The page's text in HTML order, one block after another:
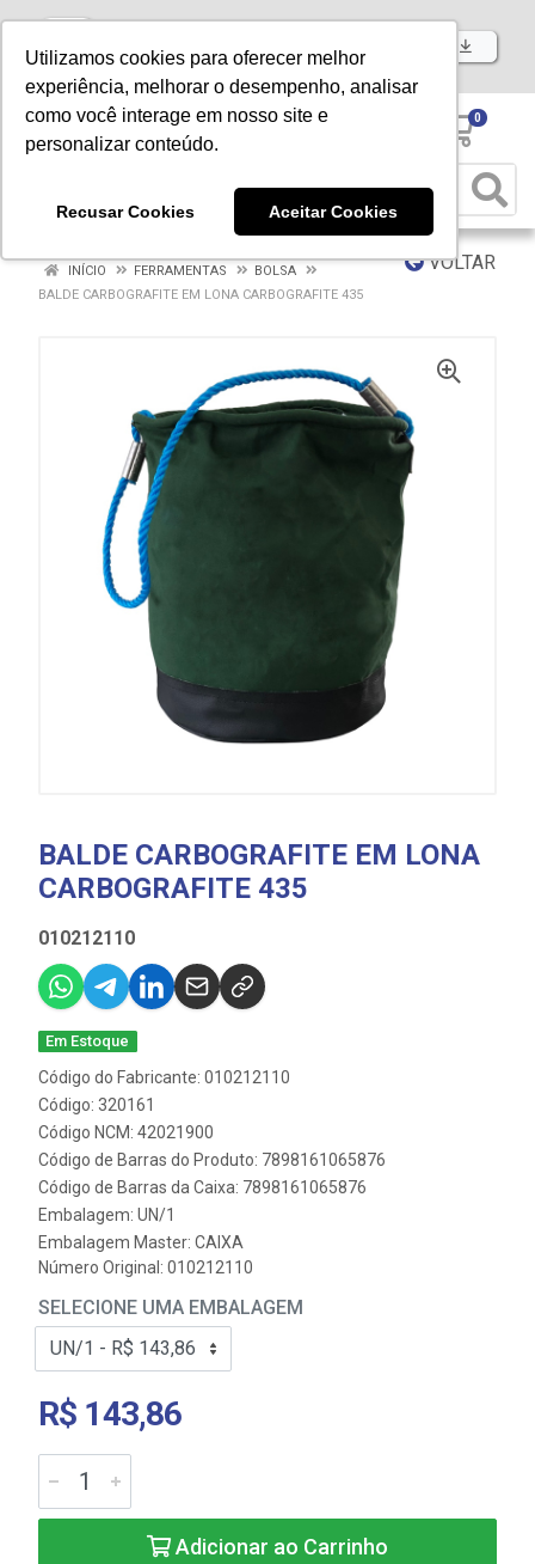
Utilizamos cookies para oferecer melhor
experiência, melhorar o desempenho, analisar
como você interage em nosso site e
personalizar conteúdo.
Recusar Cookies Aceitar Cookies
Baixe já nosso APP
0
VOLTAR
INÍCIO FERRAMENTAS
BOLSA
BALDE CARBOGRAFITE EM LONA CARBOGRAFITE 435
BALDE CARBOGRAFITE EM LONA
CARBOGRAFITE 435
010212110
Em Estoque
Código do Fabricante: 010212110
Código: 320161
Código NCM: 42021900
Código de Barras do Produto: 7898161065876
Código de Barras da Caixa: 7898161065876
Embalagem: UN/1
Embalagem Master: CAIXA
Número Original: 010212110
SELECIONE UMA EMBALAGEM
R$ 143,86
Adicionar ao Carrinho